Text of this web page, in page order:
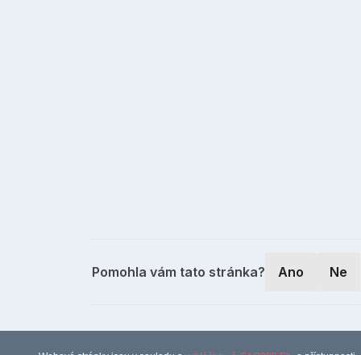
Pomohla vám tato stránka? Ano Ne